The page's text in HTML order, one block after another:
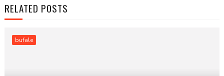
RELATED POSTS
bufale